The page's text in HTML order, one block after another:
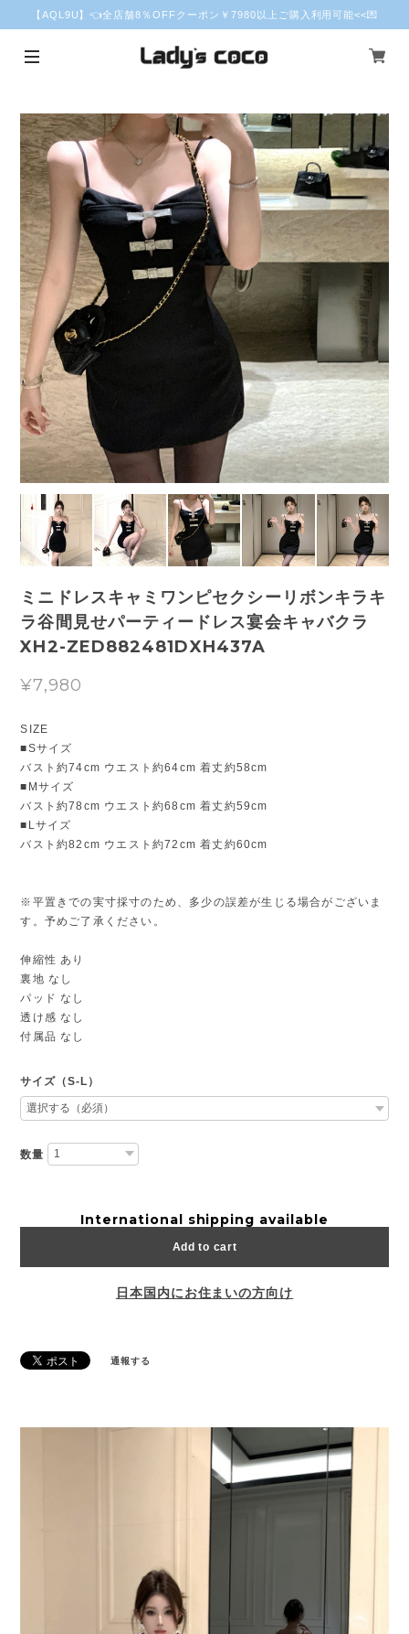
【AQL9U】👈全店舗8％OFFクーポン￥7980以上ご購入利用可能<<💌
ミニドレスキャミワンピセクシーリボンキラキ
ラ谷間見せパーティードレス宴会キャバクラ
XH2-ZED882481DXH437A
¥7,980
SIZE
■Sサイズ
バスト約74cm ウエスト約64cm 着丈約58cm
■Mサイズ
バスト約78cm ウエスト約68cm 着丈約59cm
■Lサイズ
バスト約82cm ウエスト約72cm 着丈約60cm
※平置きでの実寸採寸のため、多少の誤差が生じる場合がございま
す。予めご了承ください。
伸縮性 あり
裏地 なし
パッド なし
透け感 なし
付属品 なし
サイズ（S-L）
数量
International shipping available
Add to cart
日本国内にお住まいの方向け
通報する